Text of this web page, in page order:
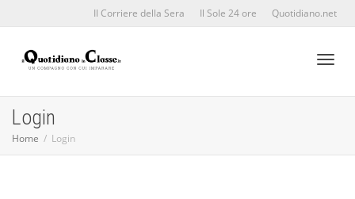
Il Corriere della Sera Il Sole 24 ore Quotidiano.net
Login
Home Login